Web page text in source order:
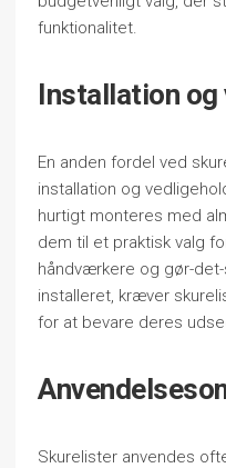
funktionalitet.
Installation og
En anden fordel ved
installation og
hurtigt monteres med
dem til et praktisk valg
håndværkere og gør-
installeret, kræver
for at bevare deres
Skurelister anvendes